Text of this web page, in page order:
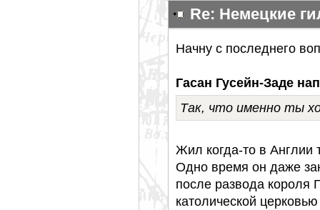
Re: Немецкие
Начну с последнего
Гасан Гусейн-Заде
Так, что именно ты
Жил когда-то в
Одно время он даже
после развода короля
католической